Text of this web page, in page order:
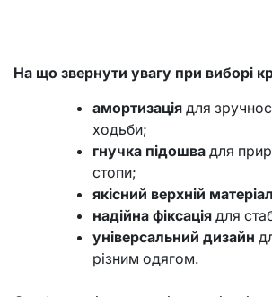
На що звернути увагу при виборі
амортизація для
ходьби;
гнучка підошва для
стопи;
якісний верхній матеріал
надійна фіксація для
універсальний дизайн
різним одягом.